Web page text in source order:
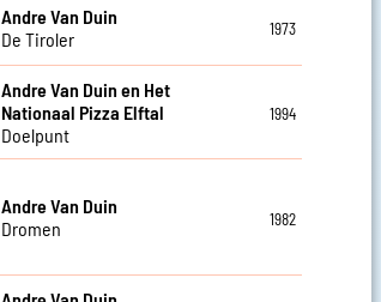
Andre Van Duin
De Tiroler
1973
Andre Van Duin en Het
Nationaal Pizza Elftal
Doelpunt
1994
Andre Van Duin
Dromen
1982